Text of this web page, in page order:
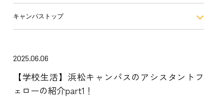
キャンパストップ
2025.06.06
【学校生活】浜松キャンパスのアシスタントフ
ェローの紹介part1！